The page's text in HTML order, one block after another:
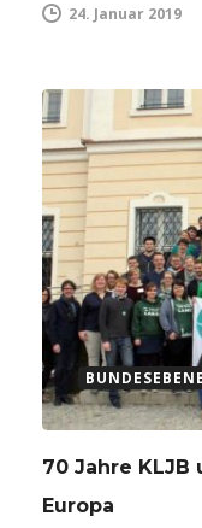
24. Januar 2019
BUNDESEBENE
70 Jahre KLJB
Europa